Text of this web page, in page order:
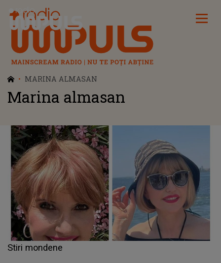
Radio Impuls
MARINA ALMASAN
Marina almasan
Stiri mondene